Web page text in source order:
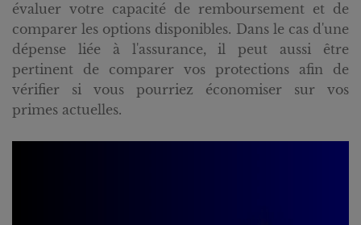
évaluer votre capacité de remboursement et de
comparer les options disponibles. Dans le cas d'une
dépense liée à l'assurance, il peut aussi être
pertinent de comparer vos protections afin de
vérifier si vous pourriez économiser sur vos
primes actuelles.